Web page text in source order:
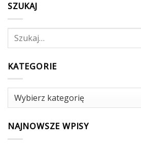
SZUKAJ
KATEGORIE
Kategorie
NAJNOWSZE WPISY